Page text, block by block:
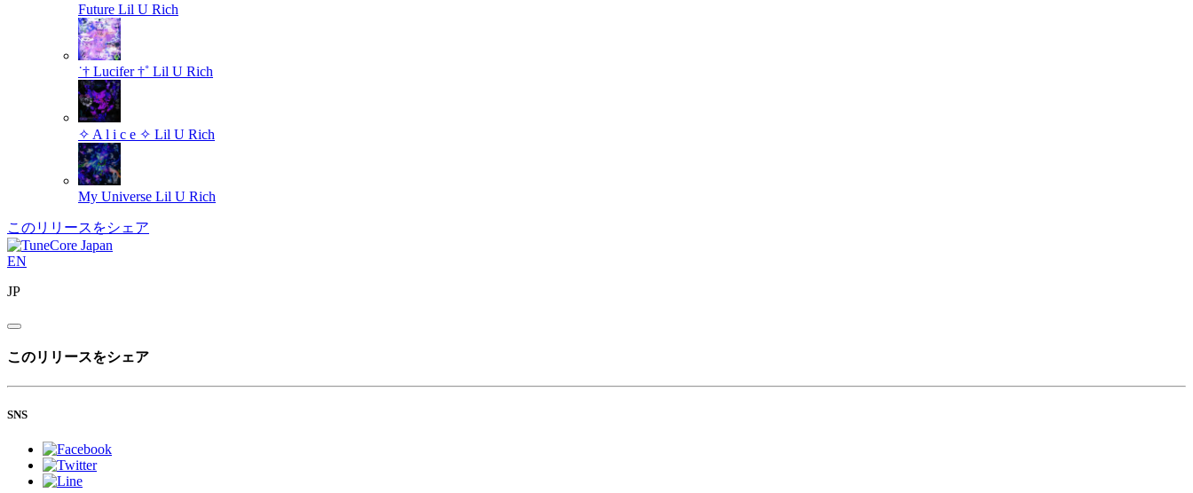
Future Lil U Rich
˙† Lucifer †˚ Lil U Rich
✧ A l i c e ✧ Lil U Rich
My Universe Lil U Rich
このリリースをシェア
EN
JP
このリリースをシェア
SNS